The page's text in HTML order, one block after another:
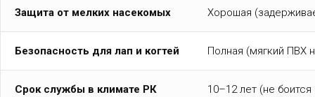
Защита от мелких насекомых Хорошая
Безопасность для лап и когтей Полная (мягкий ПВХ
Срок службы в климате РК 10–12 лет (не